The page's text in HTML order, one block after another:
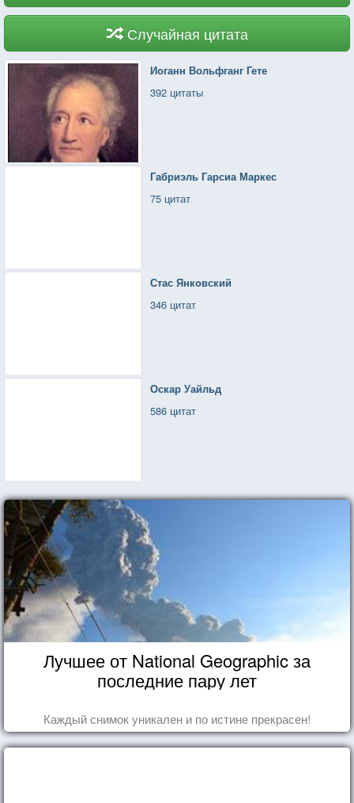
Случайная цитата
Иоганн Вольфганг Гете
392 цитаты
Габриэль Гарсиа Маркес
75 цитат
Стас Янковский
346 цитат
Оскар Уайльд
586 цитат
Лучшее от National Geographic за
последние пару лет
Каждый снимок уникален и по истине прекрасен!